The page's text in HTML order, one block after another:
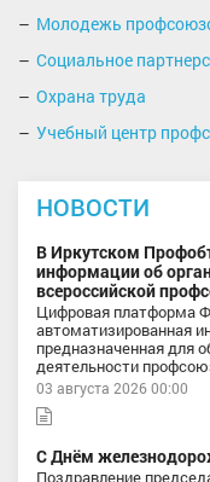
Молодежь
Социальное
Охрана труда
Учебный центр
НОВОСТИ
В Иркутском
информации об
всероссийской
Цифровая платформа
автоматизированная
предназначенная для
деятельности
03 августа 2026 00:00
С Днём
Поздравление